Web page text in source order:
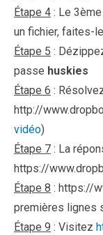
Étape 4 : Le
un fichier, faites-
Étape 5 :
passe huskies
Étape 6 :
http://
vidéo)
Étape 7 : La
https://
Étape 8 : https://
premières lignes
Étape 9 : Visitez